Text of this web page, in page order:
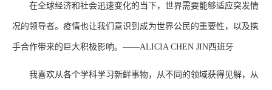
在全球经济和社会迅速变化的当下，世界需要能够适应突发情
况的领导者。疫情也让我们意识到成为世界公民的重要性，以及携
手合作带来的巨大积极影响。——ALICIA CHEN JIN西班牙
我喜欢从各个学科学习新鲜事物，从不同的领域获得见解，从